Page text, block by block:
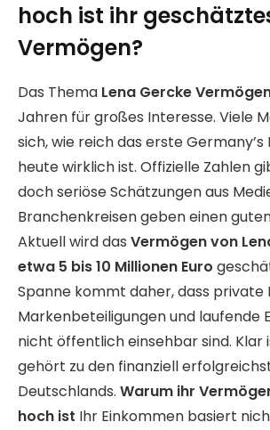
hoch ist ihr
Vermögen?
Das Thema Lena Gercke
Jahren für großes Interesse. Viele
sich, wie reich das erste
heute wirklich ist. Offizielle Zahlen
doch seriöse Schätzungen aus
Branchenkreisen geben einen
Aktuell wird das Vermögen von
etwa 5 bis 10 Millionen Euro
Spanne kommt daher, dass private
Markenbeteiligungen und laufende
nicht öffentlich einsehbar sind. Klar
gehört zu den finanziell
Deutschlands. Warum ihr
hoch ist Ihr Einkommen basiert